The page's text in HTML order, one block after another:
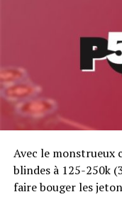
Avec le monstrueux
blindes à 125-250k
faire bouger les